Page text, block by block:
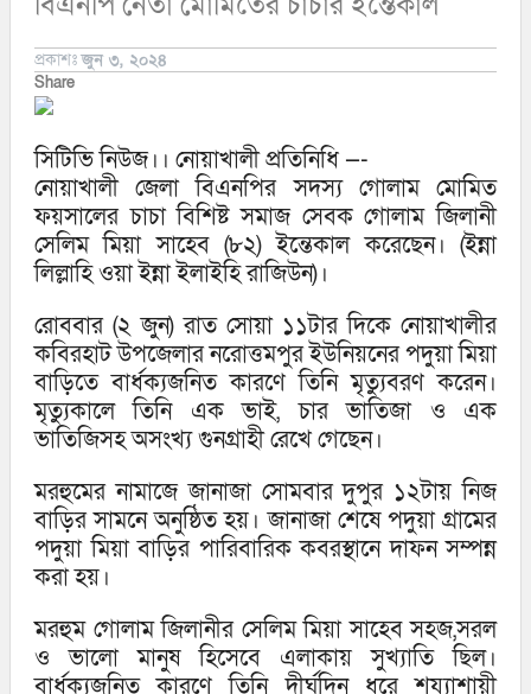
প্রকাশঃজুন ৩, ২০২৪
Share
সিটিভি নিউজ।। নোয়াখালী প্রতিনিধি —-
নোয়াখালী জেলা বিএনপির সদস্য গোলাম মোমিত
ফয়সালের চাচা বিশিষ্ট সমাজ সেবক গোলাম জিলানী
সেলিম মিয়া সাহেব (৮২) ইন্তেকাল করেছেন। (ইন্না
লিল্লাহি ওয়া ইন্না ইলাইহি রাজিউন)।
রোববার (২ জুন) রাত সোয়া ১১টার দিকে নোয়াখালীর
কবিরহাট উপজেলার নরোত্তমপুর ইউনিয়নের পদুয়া মিয়া
বাড়িতে বার্ধক্যজনিত কারণে তিনি মৃত্যুবরণ করেন।
মৃত্যুকালে তিনি এক ভাই, চার ভাতিজা ও এক
ভাতিজিসহ অসংখ্য গুনগ্রাহী রেখে গেছেন।
মরহুমের নামাজে জানাজা সোমবার দুপুর ১২টায় নিজ
বাড়ির সামনে অনুষ্ঠিত হয়। জানাজা শেষে পদুয়া গ্রামের
পদুয়া মিয়া বাড়ির পারিবারিক কবরস্থানে দাফন সম্পন্ন
করা হয়।
মরহুম গোলাম জিলানীর সেলিম মিয়া সাহেব সহজ,সরল
ও ভালো মানুষ হিসেবে এলাকায় সুখ্যাতি ছিল।
বার্ধক্যজনিত কারণে তিনি দীর্ঘদিন ধরে শয্যাশায়ী